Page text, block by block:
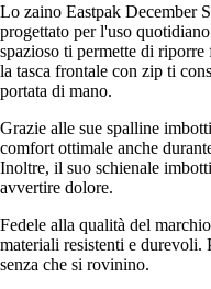
Lo zaino Eastpak December
progettato per l'uso
spazioso ti permette di riporre
la tasca frontale con zip ti
portata di mano.
Grazie alle sue spalline
comfort ottimale anche
Inoltre, il suo schienale
avvertire dolore.
Fedele alla qualità del
materiali resistenti e
senza che si rovinino.